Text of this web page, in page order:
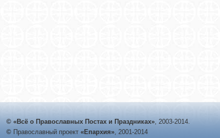
© «Всё о Православных Постах и Праздниках», 2003-2014.
© Православный проект «Епархия», 2001-2014